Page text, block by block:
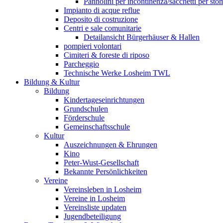
Impianto di acque reflue
Deposito di costruzione
Centri e sale comunitarie
Detailansicht Bürgerhäuser & Hallen
pompieri volontari
Cimiteri & foreste di riposo
Parcheggio
Technische Werke Losheim TWL
Bildung & Kultur
Bildung
Kindertageseinrichtungen
Grundschulen
Förderschule
Gemeinschaftsschule
Kultur
Auszeichnungen & Ehrungen
Kino
Peter-Wust-Gesellschaft
Bekannte Persönlichkeiten
Vereine
Vereinsleben in Losheim
Vereine in Losheim
Vereinsliste updaten
Jugendbeteiligung